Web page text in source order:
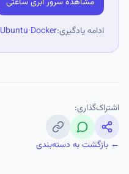
ادامه یادگیری:Docker
·
Ubuntu
اشتراک‌گذاری:
← بازگشت به دسته‌بندی